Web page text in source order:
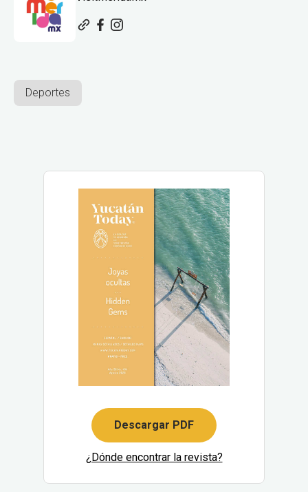
Deportes
Descargar PDF
¿Dónde encontrar la revista?